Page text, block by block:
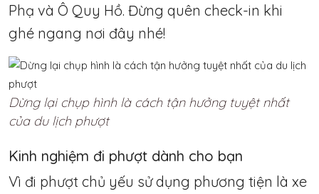
Phạ và Ô Quy Hồ. Đừng quên check-in khi
ghé ngang nơi đây nhé!
Dừng lại chụp hình là cách tận hưởng tuyệt nhất
của du lịch phượt
Kinh nghiệm đi phượt dành cho bạn
Vì đi phượt chủ yếu sử dụng phương tiện là xe